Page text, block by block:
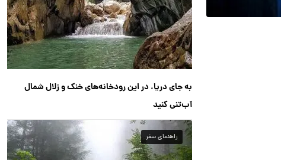
به جای دریا، در این رودخانه‌های خنک و زلال شمال
آب‌تنی کنید
راهنمای سفر